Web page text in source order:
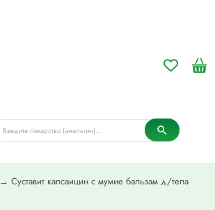
→ Суставит капсаицин с мумие бальзам д/тела